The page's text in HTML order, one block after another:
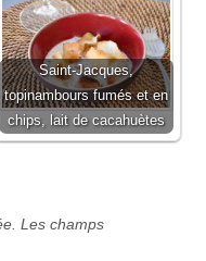
Saint-Jacques,
topinambours fumés et en
chips, lait de cacahuètes
Les champs